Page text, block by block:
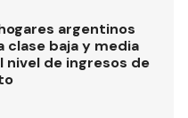
argentinos
clase baja y media
nivel de ingresos de